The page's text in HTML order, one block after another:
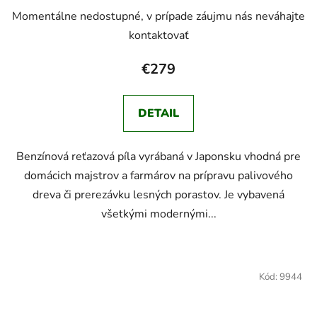
Momentálne nedostupné, v prípade záujmu nás neváhajte
kontaktovať
€279
DETAIL
Benzínová reťazová píla vyrábaná v Japonsku vhodná pre
domácich majstrov a farmárov na prípravu palivového
dreva či prerezávku lesných porastov. Je vybavená
všetkými modernými...
Kód: 9944